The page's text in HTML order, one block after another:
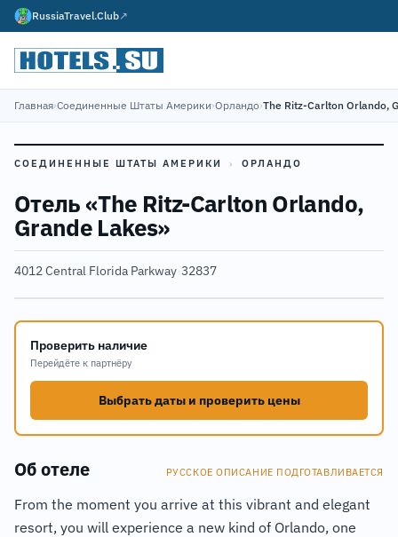
RussiaTravel.Club↗
Главная›Соединенные Штаты Америки›Орландо›The Ritz-Carlton Orlando,
СОЕДИНЕННЫЕ ШТАТЫ АМЕРИКИ › ОРЛАНДО
Отель «The Ritz-Carlton Orlando,
Grande Lakes»
4012 Central Florida Parkway·32837
Проверить наличие
Перейдёте к партнёру
Выбрать даты и проверить цены
Об отеле РУССКОЕ ОПИСАНИЕ ПОДГОТАВЛИВАЕТСЯ
From the moment you arrive at this vibrant and elegant
resort, you will experience a new kind of Orlando, one